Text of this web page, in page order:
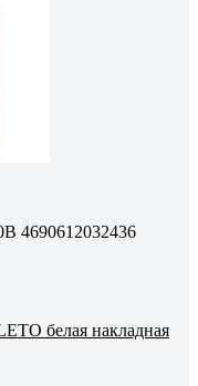
4690612032436